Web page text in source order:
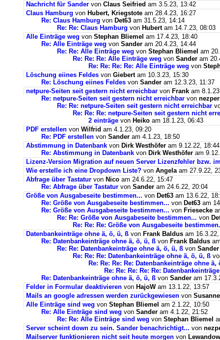
Nachricht für Sander von Claus Seifried am 3.5.23, 13:42
Claus Hamburg von Hubert, Kriegstote am 28.4.23, 16:27
Re: Claus Hamburg von Det63 am 31.5.23, 14:14
Re: Re: Claus Hamburg von Hubertam 14.7.23, 08:03
Alle Einträge weg von Stephan Bliemel am 17.4.23, 18:40
Re: Alle Einträge weg von Sander am 20.4.23, 14:44
Re: Re: Alle Einträge weg von Stephan Bliemel am
Re: Re: Re: Alle Einträge weg von Sander am
Re: Re: Re: Re: Alle Einträge weg von
Löschung eiines Feldes von Giebertam 10.3.23, 15:30
Re: Löschung eiines Feldes von Sander am 12.3.23, 11:37
netpure-Seiten seit gestern nicht erreichbar von Frank am
Re: netpure-Seiten seit gestern nicht erreichbar von
Re: Re: netpure-Seiten seit gestern nicht erreichbar
Re: Re: Re: netpure-Seiten seit gestern nicht
2 einträge von Heiko am 18.1.23, 06:43
PDF erstellen von Wilfrid am 4.1.23, 09:20
Re: PDF erstellen von Sander am 4.1.23, 18:50
Abstimmung in Datenbank von Dirk Westhöfer am 9.12.22, 18:44
Re: Abstimmung in Datenbank von Dirk Westhöfer am
Lizenz-Version Migration auf neuen Server Lizenzfehler bzw.
Wie erstelle ich eine Dropdown Liste? von Angela am 27.9.22,
Abfrage über Tastatur von Nico am 24.6.22, 15:47
Re: Abfrage über Tastatur von Sander am 24.6.22, 20:04
Größe von Ausgabeseite bestimmen... von Det63 am 13.6.22,
Re: Größe von Ausgabeseite bestimmen... von Det63 am
Re: Größe von Ausgabeseite bestimmen... von Friesecke
Re: Re: Größe von Ausgabeseite bestimmen... von
Re: Re: Re: Größe von Ausgabeseite
Datenbankeinträge ohne ä, ö, ü, ß von Frank Baldus am
Re: Datenbankeinträge ohne ä, ö, ü, ß von Frank Baldus
Re: Re: Datenbankeinträge ohne ä, ö, ü, ß von Sander
Re: Re: Re: Datenbankeinträge ohne ä, ö, ü, ß
Re: Re: Re: Re: Datenbankeinträge ohne ä,
Re: Re: Re: Re: Re:
Re: Datenbankeinträge ohne ä, ö, ü, ß von Sander am
Felder in Formular deaktivieren von HajoWam 13.1.22, 13:57
Mails an google adressen werden zurückgewiesen von Susanne
Alle Einträge sind weg von Stephan Bliemel am 2.1.22, 10:50
Re: Alle Einträge sind weg von Sander am 4.1.22, 21:52
Re: Re: Alle Einträge sind weg von Stephan Bliemel
Server scheint down zu sein. Sander benachrichtigt... von
Mailserver funktionieren nicht seit heute morgen von